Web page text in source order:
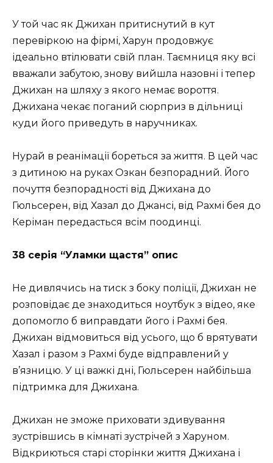
У той час як Джихан притиснутий в кут
перевіркою на фірмі, Харун продовжує
ідеально втілювати свій план. Таємниця яку всі
вважали забутою, знову вийшла назовні і тепер
Джихан на шляху з якого немає вороття.
Джихана чекає поганий сюрприз в дільниці
куди його приведуть в наручниках.
Нурай в реанімації бореться за життя. В цей час
з дитиною на руках Озкан безпорадний. Його
почуття безпорадності від Джихана до
Гюльсерен, від Хазал до Джансі, від Рахмі бея до
Керіман передасться всім поодинці.
38 серія “Уламки щастя” опис
Не дивлячись на тиск з боку поліції, Джихан не
розповідає де знаходиться ноутбук з відео, яке
допомогло б виправдати його і Рахмі бея.
Джихан відмовиться від усього, що б врятувати
Хазал і разом з Рахмі буде відправлений у
в’язницю. У ці важкі дні, Гюльсерен найбільша
підтримка для Джихана.
Джихан не зможе приховати здивування
зустрівшись в кімнаті зустрічей з Харуном.
Відкриються старі сторінки життя Джихана і